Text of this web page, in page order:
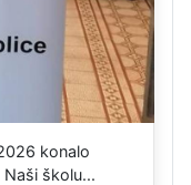
konalo
školu...